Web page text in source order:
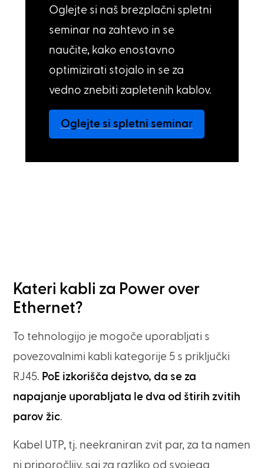
Oglejte si naš brezplačni spletni
seminar na zahtevo in se
naučite, kako enostavno
optimizirati stojalo in se za
vedno znebiti zapletenih kablov.
Oglejte si spletni seminar
Kateri kabli za Power over
Ethernet?
To tehnologijo je mogoče uporabljati s
povezovalnimi kabli kategorije 5 s priključki
RJ45. PoE izkorišča dejstvo, da se za
napajanje uporabljata le dva od štirih zvitih
parov žic.
Kabel UTP, tj. neekraniran zvit par, za ta namen
ni priporočljiv, saj za razliko od svojega